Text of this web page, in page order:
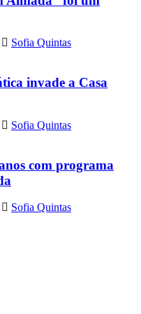
Sofia Quintas
invade a Casa
Sofia Quintas
com programa
Sofia Quintas